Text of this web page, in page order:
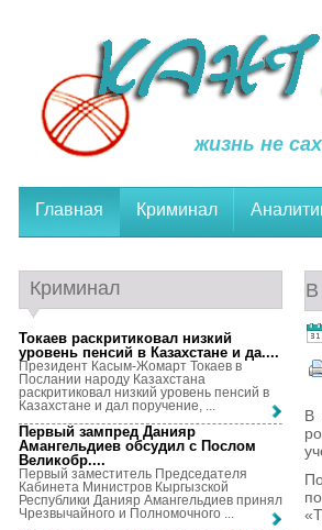
жизнь не
Главная Криминал
В
В
Криминал
Токаев раскритиковал низкий
уровень пенсий в Казахстане и да....
Президент Касым-Жомарт Токаев в
Послании народу Казахстана
раскритиковал низкий уровень пенсий в
Казахстане и дал поручение, ...
Первый зампред Данияр
Амангельдиев обсудил с Послом
Великобр....
Первый заместитель Председателя
Кабинета Министров Кыргызской
Республики Данияр Амангельдиев принял
Чрезвычайного и Полномочного ...